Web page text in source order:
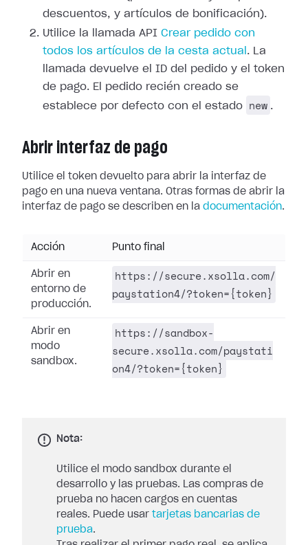
descuentos, y artículos de bonificación).
Utilice la llamada API Crear pedido con
todos los artículos de la cesta actual . La
llamada devuelve el ID del pedido y el token
de pago. El pedido recién creado se
establece por defecto con el estado
new .
Abrir interfaz de pago
Utilice el token devuelto para abrir la interfaz de
pago en una nueva ventana. Otras formas de abrir la
interfaz de pago se describen en la documentación.
Acción Punto final
Abrir en
entorno de
producción.
https://secure.xsolla.com/
paystation4/?token={token}
Abrir en
modo
sandbox.
https://sandbox-
secure.xsolla.com/paystati
on4/?token={token}
Nota:
Utilice el modo sandbox durante el
desarrollo y las pruebas. Las compras de
prueba no hacen cargos en cuentas
reales. Puede usar tarjetas bancarias de
prueba.